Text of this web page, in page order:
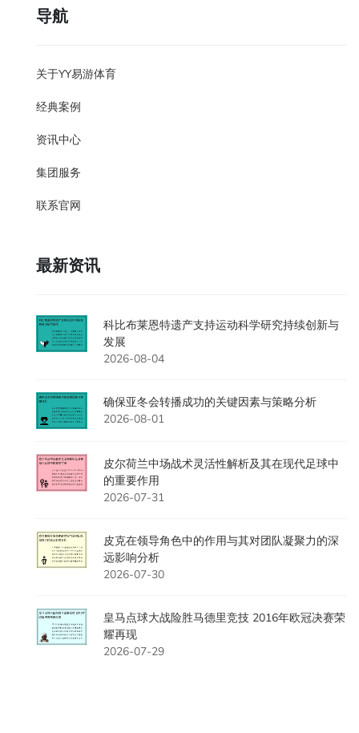
导航
关于YY易游体育
经典案例
资讯中心
集团服务
联系官网
最新资讯
科比布莱恩特遗产支持运动科学研究持续创新与
发展
2026-08-04
确保亚冬会转播成功的关键因素与策略分析
2026-08-01
皮尔荷兰中场战术灵活性解析及其在现代足球中
的重要作用
2026-07-31
皮克在领导角色中的作用与其对团队凝聚力的深
远影响分析
2026-07-30
皇马点球大战险胜马德里竞技 2016年欧冠决赛荣
耀再现
2026-07-29